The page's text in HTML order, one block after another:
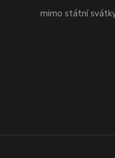
mimo státní